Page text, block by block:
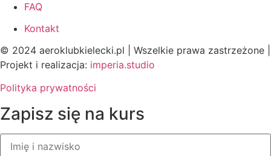
FAQ
Kontakt
© 2024 aeroklubkielecki.pl | Wszelkie prawa zastrzeżone |
Projekt i realizacja: imperia.studio
Polityka prywatności
Zapisz się na kurs